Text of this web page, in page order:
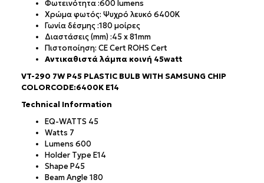
Φωτεινότητα :600 lumens
Χρώμα φωτός: Ψυχρό λευκό 6400K
Γωνία δέσμης :180 μοίρες
Διαστάσεις (mm) :45 x 81mm
Πιστοποίηση: CE Cert ROHS Cert
Αντικαθιστά λάμπα κοινή 45watt
VT-290 7W P45 PLASTIC BULB WITH SAMSUNG CHIP
COLORCODE:6400K E14
Technical Information
EQ-WATTS 45
Watts 7
Lumens 600
Holder Type E14
Shape P45
Beam Angle 180